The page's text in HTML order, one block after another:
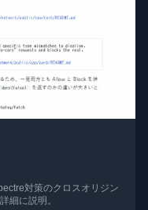
対策のクロスオリジン
細に説明。